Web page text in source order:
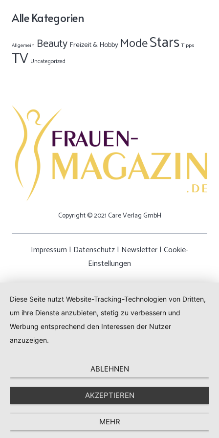
Alle Kategorien
Allgemein Beauty Freizeit & Hobby ModeStars Tipps
TV Uncategorized
Copyright © 2021 Care Verlag GmbH
Impressum | Datenschutz| Newsletter| Cookie-
Einstellungen
Diese Seite nutzt Website-Tracking-Technologien von Dritten,
um ihre Dienste anzubieten, stetig zu verbessern und
Werbung entsprechend den Interessen der Nutzer
anzuzeigen.
ABLEHNEN
AKZEPTIEREN
MEHR